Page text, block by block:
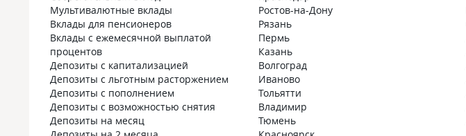
Мультивалютные вклады
Вклады для пенсионеров
Вклады с ежемесячной выплатой
процентов
Депозиты с капитализацией
Депозиты с льготным расторжением
Депозиты с пополнением
Депозиты с возможностью снятия
Депозиты на месяц
Ростов-на-Дону
Рязань
Пермь
Казань
Волгоград
Иваново
Тольятти
Владимир
Тюмень